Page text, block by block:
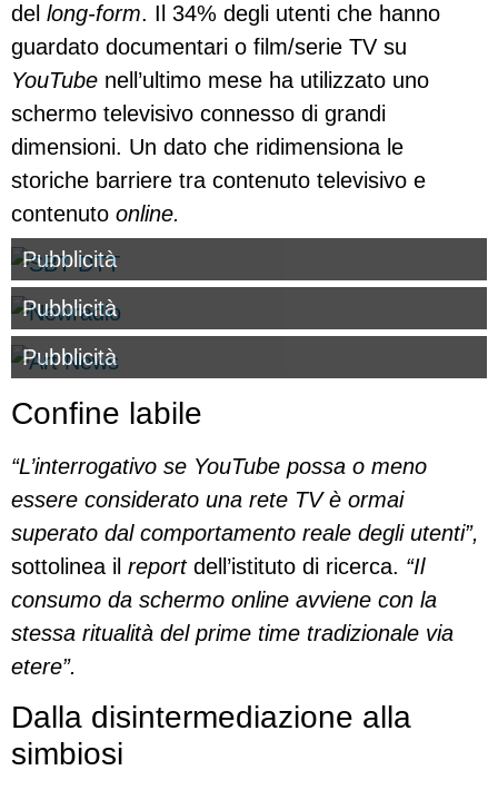
del long-form. Il 34% degli utenti che hanno
guardato documentari o film/serie TV su
YouTube nell’ultimo mese ha utilizzato uno
schermo televisivo connesso di grandi
dimensioni. Un dato che ridimensiona le
storiche barriere tra contenuto televisivo e
contenuto online.
Pubblicità
Pubblicità
Pubblicità
Confine labile
“L’interrogativo se YouTube possa o meno
essere considerato una rete TV è ormai
superato dal comportamento reale degli utenti”,
sottolinea il reportdell’istituto di ricerca. “Il
consumo da schermo online avviene con la
stessa ritualità del prime time tradizionale via
etere”.
Dalla disintermediazione alla
simbiosi